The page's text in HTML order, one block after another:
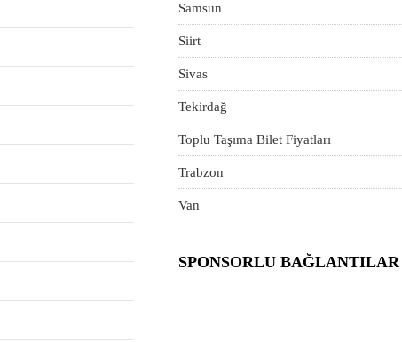
Samsun
Siirt
Sivas
Tekirdağ
Toplu Taşıma Bilet Fiyatları
Trabzon
Van
SPONSORLU BAĞLANTILAR